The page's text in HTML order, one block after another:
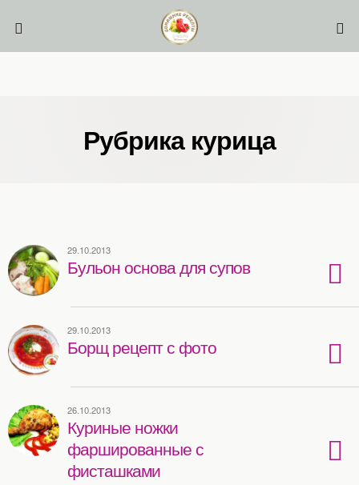
Рубрика курица
29.10.2013
Бульон основа для супов
29.10.2013
Борщ рецепт с фото
26.10.2013
Куриные ножки
фаршированные с
фисташками